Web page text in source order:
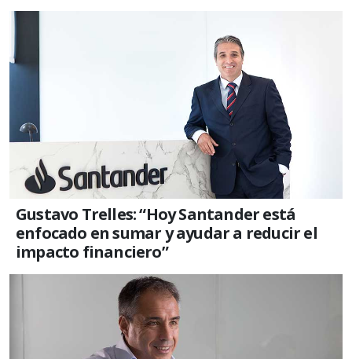
Gustavo Trelles: “Hoy Santander está
enfocado en sumar y ayudar a reducir el
impacto financiero”